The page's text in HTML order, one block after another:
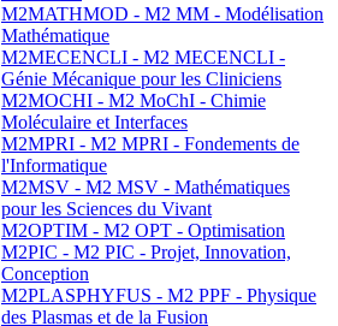
M2MATHMOD - M2 MM - Modélisation
Mathématique
M2MECENCLI - M2 MECENCLI -
Génie Mécanique pour les Cliniciens
M2MOCHI - M2 MoChI - Chimie
Moléculaire et Interfaces
M2MPRI - M2 MPRI - Fondements de
l'Informatique
M2MSV - M2 MSV - Mathématiques
pour les Sciences du Vivant
M2OPTIM - M2 OPT - Optimisation
M2PIC - M2 PIC - Projet, Innovation,
Conception
M2PLASPHYFUS - M2 PPF - Physique
des Plasmas et de la Fusion